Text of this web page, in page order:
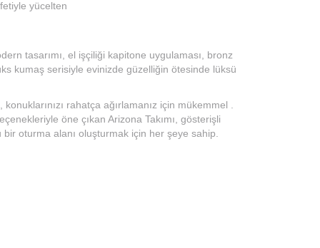
yücelten
tasarımı, el işçiliği kapitone uygulaması, bronz
kumaş serisiyle evinizde güzelliğin ötesinde lüksü
rahatça ağırlamanız için mükemmel .
öne çıkan Arizona Takımı, gösterişli
bir oturma alanı oluşturmak için her şeye sahip.